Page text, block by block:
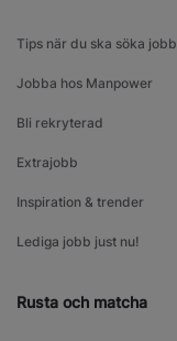
Tips när du ska söka jobb
Jobba hos Manpower
Bli rekryterad
Extrajobb
Inspiration & trender
Lediga jobb just nu!
Rusta och matcha